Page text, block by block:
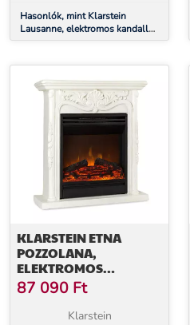
Hasonlók, mint Klarstein
Lausanne, elektromos kandalló,
2000 W, LED lángok,
KLARSTEIN ETNA
POZZOLANA,
ELEKTROMOS
KANDALLÓ, 1800 W,
HETI IDŐZÍTŐ,
TÁVIRÁNYÍTÓ, FEHÉR
87 090 Ft
Klarstein